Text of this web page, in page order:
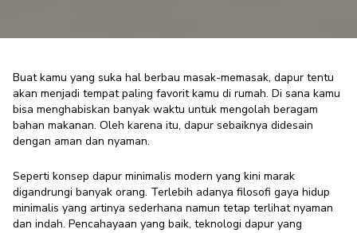
7 Inspirasi Dapur Minimalis
Modern, Masak Lebih Semangat
Buat kamu yang suka hal berbau masak-memasak, dapur tentu
akan menjadi tempat paling favorit kamu di rumah. Di sana kamu
bisa menghabiskan banyak waktu untuk mengolah beragam
bahan makanan. Oleh karena itu, dapur sebaiknya didesain
dengan aman dan nyaman.
Seperti konsep dapur minimalis modern yang kini marak
digandrungi banyak orang. Terlebih adanya filosofi gaya hidup
minimalis yang artinya sederhana namun tetap terlihat nyaman
dan indah. Pencahayaan yang baik, teknologi dapur yang